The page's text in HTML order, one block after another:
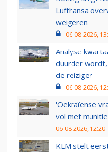
Lufthansa
weigeren
06-08-2026,
Analyse
duurder
de reiziger
06-08-2026,
'Oekraïense
vol met
06-08-2026, 12:20
KLM stelt